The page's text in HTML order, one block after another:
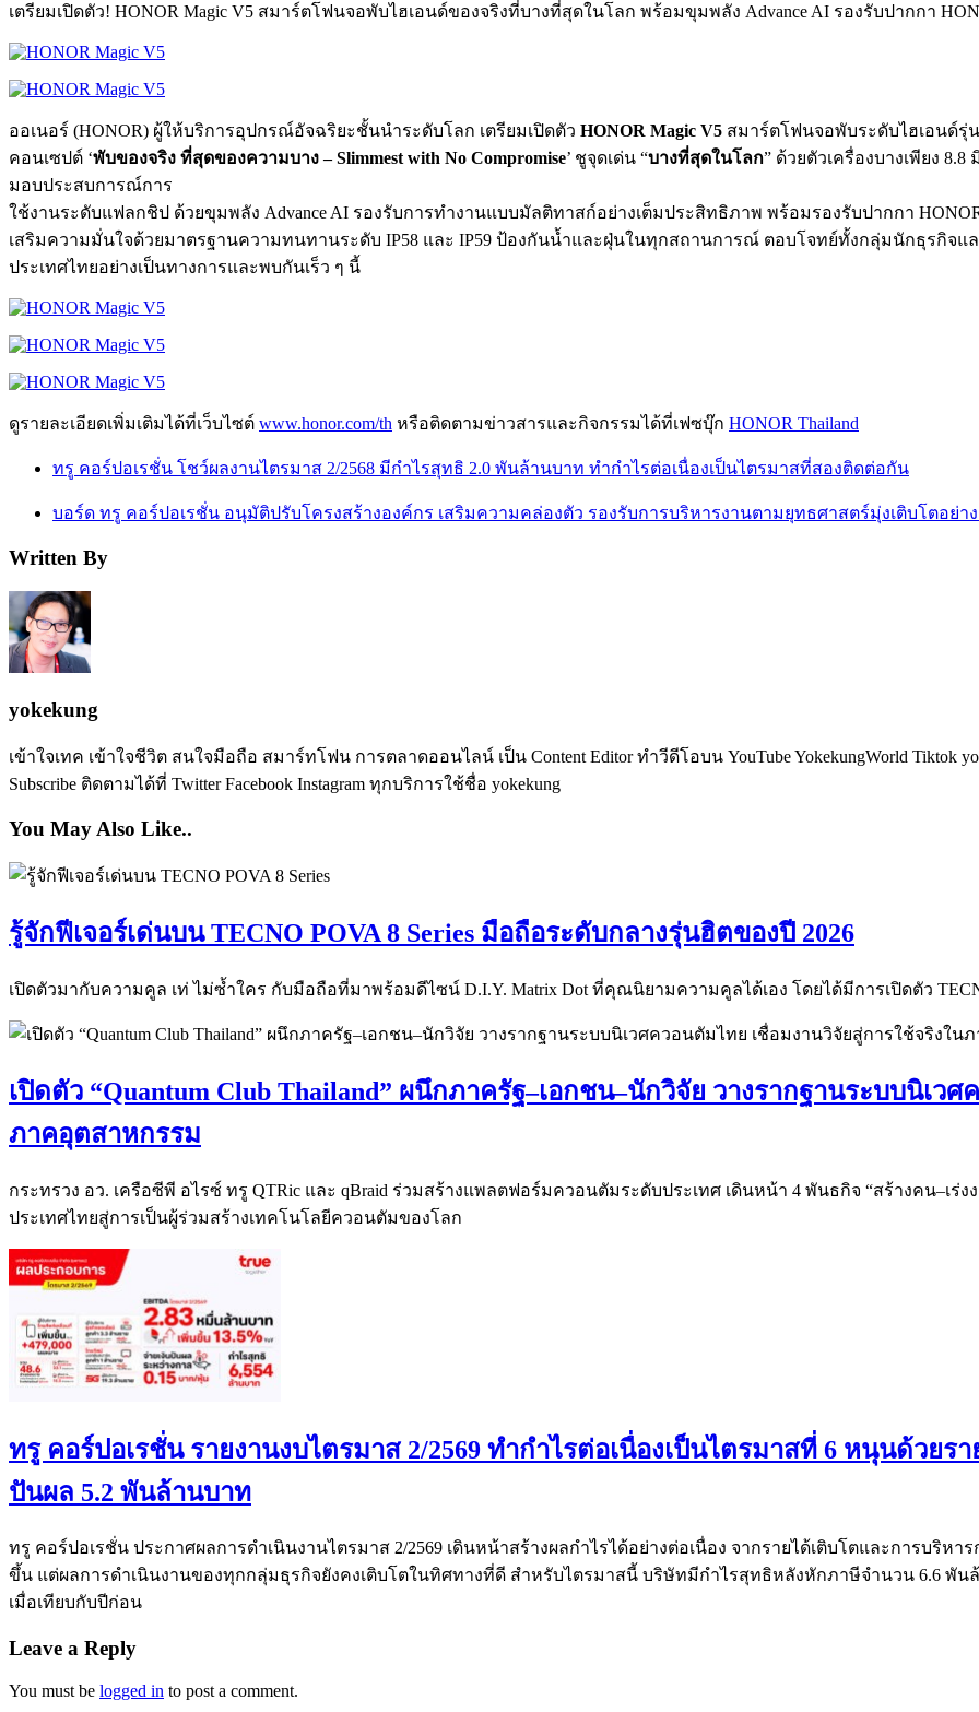
เตรียมเปิดตัว! HONOR Magic V5 สมาร์ตโฟนจอพับไฮเอนด์ของจริงที่บางที่สุดในโลก พร้อมขุมพลัง Advance AI รองรับปากกา
ออเนอร์ (HONOR) ผู้ให้บริการอุปกรณ์อัจฉริยะชั้นนำระดับโลก เตรียมเปิดตัว HONOR Magic V5 สมาร์ตโฟนจอพับระดับไฮเอนด์รุ่
คอนเซปต์ ‘พับของจริง ที่สุดของความบาง – Slimmest with No Compromise’ ชูจุดเด่น “บางที่สุดในโลก” ด้วยตัวเครื่องบางเพียง
มอบประสบการณ์การ
ใช้งานระดับแฟลกชิป ด้วยขุมพลัง Advance AI รองรับการทำงานแบบมัลติทาสก์อย่างเต็มประสิทธิภาพ พร้อมรองรับปากกา
เสริมความมั่นใจด้วยมาตรฐานความทนทานระดับ IP58 และ IP59 ป้องกันน้ำและฝุ่นในทุกสถานการณ์ ตอบโจทย์ทั้งกลุ่มนักธุรกิจแ
ประเทศไทยอย่างเป็นทางการและพบกันเร็ว ๆ นี้
ดูรายละเอียดเพิ่มเติมได้ที่เว็บไซต์ www.honor.com/th หรือติดตามข่าวสารและกิจกรรมได้ที่เฟซบุ๊ก HONOR Thailand
ทรู คอร์ปอเรชั่น โชว์ผลงานไตรมาส 2/2568 มีกำไรสุทธิ 2.0 พันล้านบาท ทำกำไรต่อเนื่องเป็นไตรมาสที่สองติดต่อกัน
บอร์ด ทรู คอร์ปอเรชั่น อนุมัติปรับโครงสร้างองค์กร เสริมความคล่องตัว รองรับการบริหารงานตามยุทธศาสตร์มุ่งเติบโตอย่า
Written By
yokekung
เข้าใจเทค เข้าใจชีวิต สนใจมือถือ สมาร์ทโฟน การตลาดออนไลน์ เป็น Content Editor ทำวีดีโอบน YouTube YokekungWorld Tiktok
Subscribe ติดตามได้ที่ Twitter Facebook Instagram ทุกบริการใช้ชื่อ yokekung
You May Also Like..
รู้จักฟีเจอร์เด่นบน TECNO POVA 8 Series มือถือระดับกลางรุ่นฮิตของปี 2026
เปิดตัวมากับความคูล เท่ ไม่ซ้ำใคร กับมือถือที่มาพร้อมดีไซน์ D.I.Y. Matrix Dot ที่คุณนิยามความคูลได้เอง โดยได้มีการเปิดตัว
เปิดตัว “Quantum Club Thailand” ผนึกภาครัฐ–เอกชน–นักวิจัย วางรากฐานระบบนิเว
ภาคอุตสาหกรรม
กระทรวง อว. เครือซีพี อไรซ์ ทรู QTRic และ qBraid ร่วมสร้างแพลตฟอร์มควอนตัมระดับประเทศ เดินหน้า 4 พันธกิจ “สร้างคน–เร่
ประเทศไทยสู่การเป็นผู้ร่วมสร้างเทคโนโลยีควอนตัมของโลก
ทรู คอร์ปอเรชั่น รายงานงบไตรมาส 2/2569 ทำกำไรต่อเนื่องเป็นไตรมาสที่ 6 หนุนด้วยร
ปันผล 5.2 พันล้านบาท
ทรู คอร์ปอเรชั่น ประกาศผลการดำเนินงานไตรมาส 2/2569 เดินหน้าสร้างผลกำไรได้อย่างต่อเนื่อง จากรายได้เติบโตและการบริห
ขึ้น แต่ผลการดำเนินงานของทุกกลุ่มธุรกิจยังคงเติบโตในทิศทางที่ดี สำหรับไตรมาสนี้ บริษัทมีกำไรสุทธิหลังหักภาษีจำนวน 6.6 พั
เมื่อเทียบกับปีก่อน
Leave a Reply
You must be logged in to post a comment.